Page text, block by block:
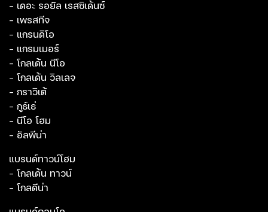
- เดอะ รอยัล เรสซิเด้นซ์
- เพรสทีจ
- แกรนดิโอ
- แกรมเมอร์
- โกลเด้น นีโอ
- โกลเด้น วิลเลจ
- กราวิเต้
- กูธ์เธ่
- นีโอ โฮม
- อัลพีน่า
แบรนด์ทาวน์โฮม
- โกลเด้น ทาวน์
- โกลดีน่า